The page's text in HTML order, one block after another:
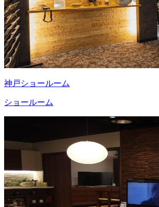
神戸ショールーム
ショールーム